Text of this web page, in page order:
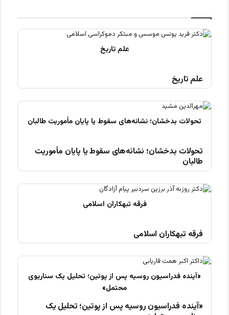
علم تاریخ
تحولات بدخشان؛ نشانه‌های سقوط یا پایان مأموریت
طالبان
فرقه تبهکاران اسلامی
«آینده فدراسیون روسیه پس از پوتین؛ تحلیل یک